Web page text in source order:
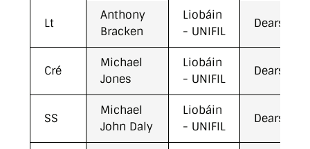
Lt
Anthony
Bracken
Liobáin
- UNIFIL
Cré
Michael
Jones
Liobáin
- UNIFIL
SS
Michael
John Daly
Liobáin
- UNIFIL